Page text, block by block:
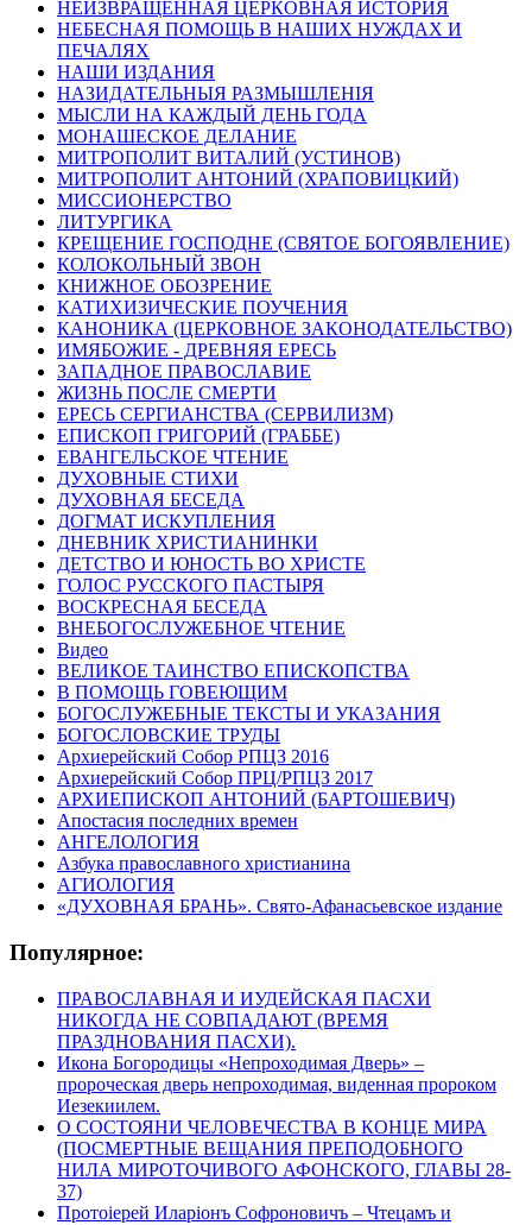
НЕИЗВРАЩЕННАЯ ЦЕРКОВНАЯ ИСТОРИЯ
НЕБЕСНАЯ ПОМОЩЬ В НАШИХ НУЖДАХ И
ПЕЧАЛЯХ
НАШИ ИЗДАНИЯ
НАЗИДАТЕЛЬНЫЯ РАЗМЫШЛЕНІЯ
МЫСЛИ НА КАЖДЫЙ ДЕНЬ ГОДА
МОНАШЕСКОЕ ДЕЛАНИЕ
МИТРОПОЛИТ ВИТАЛИЙ (УСТИНОВ)
МИТРОПОЛИТ АНТОНИЙ (ХРАПОВИЦКИЙ)
МИССИОНЕРСТВО
ЛИТУРГИКА
КРЕЩЕНИЕ ГОСПОДНЕ (СВЯТОЕ БОГОЯВЛЕНИЕ)
КОЛОКОЛЬНЫЙ ЗВОН
КНИЖНОЕ ОБОЗРЕНИЕ
КАТИХИЗИЧЕСКИЕ ПОУЧЕНИЯ
КАНОНИКА (ЦЕРКОВНОЕ ЗАКОНОДАТЕЛЬСТВО)
ИМЯБОЖИЕ - ДРЕВНЯЯ ЕРЕСЬ
ЗАПАДНОЕ ПРАВОСЛАВИЕ
ЖИЗНЬ ПОСЛЕ СМЕРТИ
ЕРЕСЬ СЕРГИАНСТВА (СЕРВИЛИЗМ)
ЕПИСКОП ГРИГОРИЙ (ГРАББЕ)
ЕВАНГЕЛЬСКОЕ ЧТЕНИЕ
ДУХОВНЫЕ СТИХИ
ДУХОВНАЯ БЕСЕДА
ДОГМАТ ИСКУПЛЕНИЯ
ДНЕВНИК ХРИСТИАНИНКИ
ДЕТСТВО И ЮНОСТЬ ВО ХРИСТЕ
ГОЛОС РУССКОГО ПАСТЫРЯ
ВОСКРЕСНАЯ БЕСЕДА
ВНЕБОГОСЛУЖЕБНОЕ ЧТЕНИЕ
Видео
ВЕЛИКОЕ ТАИНСТВО ЕПИСКОПСТВА
В ПОМОЩЬ ГОВЕЮЩИМ
БОГОСЛУЖЕБНЫЕ ТЕКСТЫ И УКАЗАНИЯ
БОГОСЛОВСКИЕ ТРУДЫ
Архиерейский Собор РПЦЗ 2016
Архиерейский Собор ПРЦ/РПЦЗ 2017
АРХИЕПИСКОП АНТОНИЙ (БАРТОШЕВИЧ)
Апостасия последних времен
АНГЕЛОЛОГИЯ
Азбука православного христианина
АГИОЛОГИЯ
«ДУХОВНАЯ БРАНЬ». Свято-Афанасьевское издание
Популярное:
ПРАВОСЛАВНАЯ И ИУДЕЙСКАЯ ПАСХИ
НИКОГДА НЕ СОВПАДАЮТ (ВРЕМЯ
ПРАЗДНОВАНИЯ ПАСХИ).
Икона Богородицы «Непроходимая Дверь» –
пророческая дверь непроходимая, виденная пророком
Иезекиилем.
О СОСТОЯНИ ЧЕЛОВЕЧЕСТВА В КОНЦЕ МИРА
(ПОСМЕРТНЫЕ ВЕЩАНИЯ ПРЕПОДОБНОГО
НИЛА МИРОТОЧИВОГО АФОНСКОГО, ГЛАВЫ 28-
37)
Протоіерей Иларіонъ Софроновичъ – Чтецамъ и